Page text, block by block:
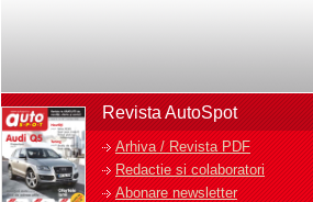
Revista AutoSpot
Arhiva / Revista PDF
Redactie si colaboratori
Abonare newsletter